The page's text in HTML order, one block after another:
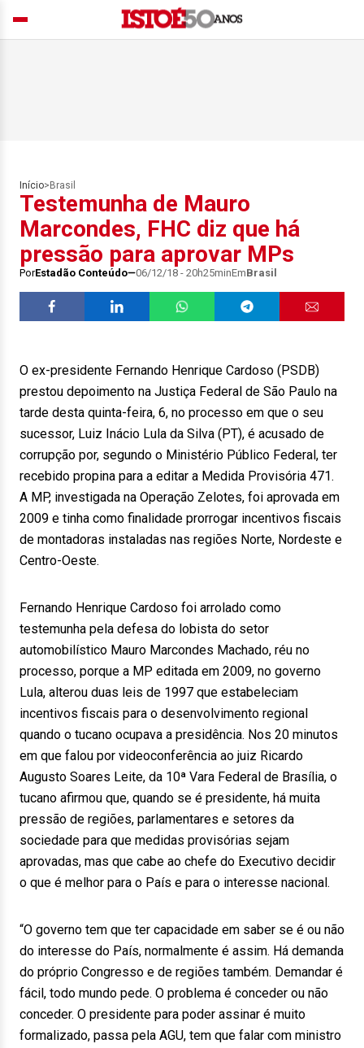
Início> Brasil
Testemunha de Mauro
Marcondes, FHC diz que há
pressão para aprovar MPs
PorEstadão Conteúdo 06/12/18 - 20h25minEmBrasil
O ex-presidente Fernando Henrique Cardoso (PSDB)
prestou depoimento na Justiça Federal de São Paulo na
tarde desta quinta-feira, 6, no processo em que o seu
sucessor, Luiz Inácio Lula da Silva (PT), é acusado de
corrupção por, segundo o Ministério Público Federal, ter
recebido propina para a editar a Medida Provisória 471.
A MP, investigada na Operação Zelotes, foi aprovada em
2009 e tinha como finalidade prorrogar incentivos fiscais
de montadoras instaladas nas regiões Norte, Nordeste e
Centro-Oeste.
Fernando Henrique Cardoso foi arrolado como
testemunha pela defesa do lobista do setor
automobilístico Mauro Marcondes Machado, réu no
processo, porque a MP editada em 2009, no governo
Lula, alterou duas leis de 1997 que estabeleciam
incentivos fiscais para o desenvolvimento regional
quando o tucano ocupava a presidência. Nos 20 minutos
em que falou por videoconferência ao juiz Ricardo
Augusto Soares Leite, da 10ª Vara Federal de Brasília, o
tucano afirmou que, quando se é presidente, há muita
pressão de regiões, parlamentares e setores da
sociedade para que medidas provisórias sejam
aprovadas, mas que cabe ao chefe do Executivo decidir
o que é melhor para o País e para o interesse nacional.
“O governo tem que ter capacidade em saber se é ou não
do interesse do País, normalmente é assim. Há demanda
do próprio Congresso e de regiões também. Demandar é
fácil, todo mundo pede. O problema é conceder ou não
conceder. O presidente para poder assinar é muito
formalizado, passa pela AGU, tem que falar com ministro